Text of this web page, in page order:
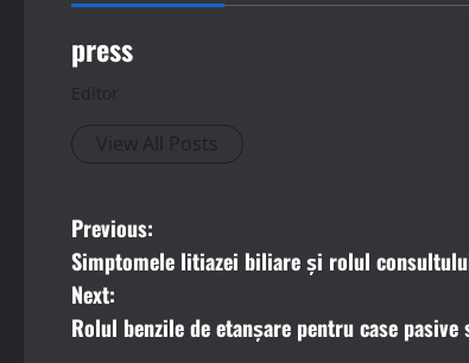
press
Editor
View All Posts
P
o
s
Previous:
Simptomele litiazei biliare și rolul
Next:
Rolul benzile de etanșare pentru case